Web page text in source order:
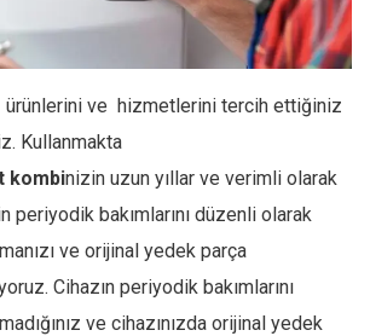
ürünlerini ve hizmetlerini tercih ettiğiniz
Kullanmakta
kombinizin uzun yıllar ve verimli olarak
periyodik bakımlarını düzenli olarak
ve orijinal yedek parça
Cihazın periyodik bakımlarını
ve cihazınızda orijinal yedek